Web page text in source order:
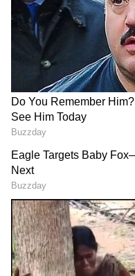
ಮಧ್ಯೆಯೂ ಕೇಂದ್ರ
ದೇಶೀಯವಾಗಿ ಯೂರಿಯಾ
ಆಮದನ್ನು ಸಹ
ಸ್ಪಷ್ಟಪಡಿಸಿದರು.
ಮುಂಗಾರು ಮುನ್ನವೇ
ಹಂಗಾಮಿಗೂ ಮುನ್ನವೇ
ಪ್ರಮಾಣದ
ದಾಸ್ತಾನಿಗೆ
ಅಗತ್ಯಕ್ಕಿಂತ
1.29 ಲಕ್ಷ ಮೆಟ್ರಿಕ್ ಟನ್
ಟನ್ ಎನ್‌ಪಿಕೆಎಸ್ ಅನ್ನು
RECOMMENDED